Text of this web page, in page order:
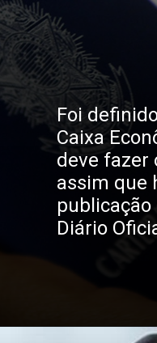
Foi
Caixa
deve fazer
assim que
publicação
Diário